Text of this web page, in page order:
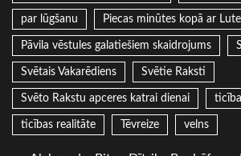
par lūgšanu Piecas minūtes kopā ar
Pāvila vēstules galatiešiem skaidrojums
Svētais Vakarēdiens Svētie Raksti
Svēto Rakstu apceres katrai dienai ticība
ticības realitāte Tēvreize velns